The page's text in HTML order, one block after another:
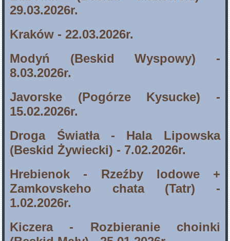
29.03.2026r.
Kraków - 22.03.2026r.
Modyń (Beskid Wyspowy) -
8.03.2026r.
Javorske (Pogórze Kysucke) -
15.02.2026r.
Droga Światła - Hala Lipowska
(Beskid Żywiecki) - 7.02.2026r.
Hrebienok - Rzeźby lodowe +
Zamkovskeho chata (Tatr) -
1.02.2026r.
Kiczera - Rozbieranie choinki